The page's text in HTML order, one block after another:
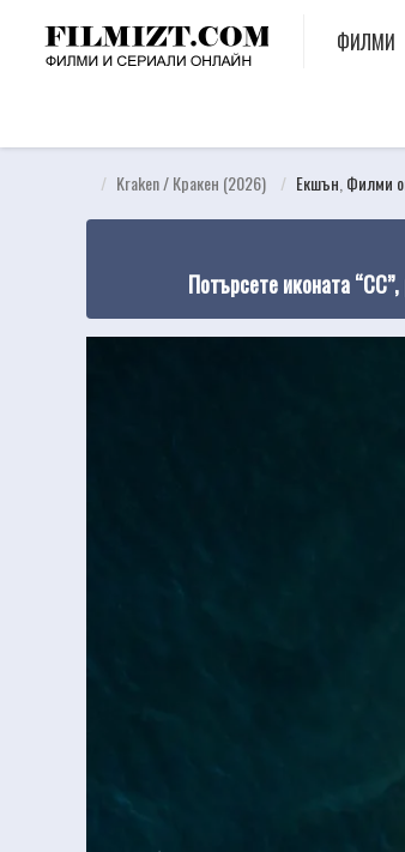
ФИЛМИ
Kraken / Кракен (2026) Екшън Филми
Потърсете иконата